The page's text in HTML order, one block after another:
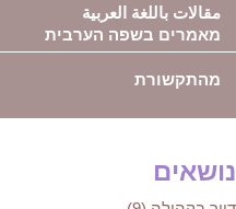
مقالات باللغة العربية
מאמרים בשפה הערבית
מהתקשורת
נושאים